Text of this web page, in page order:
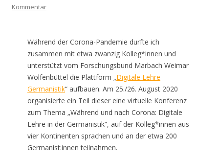
Kommentar
Während der Corona-Pandemie durfte ich
zusammen mit etwa zwanzig Kolleg*innen und
unterstützt vom Forschungsbund Marbach Weimar
Wolfenbüttel die Plattform „Digitale Lehre
Germanistik“ aufbauen. Am 25./26. August 2020
organisierte ein Teil dieser eine virtuelle Konferenz
zum Thema „Während und nach Corona: Digitale
Lehre in der Germanistik“, auf der Kolleg*innen aus
vier Kontinenten sprachen und an der etwa 200
Germanist:innen teilnahmen.